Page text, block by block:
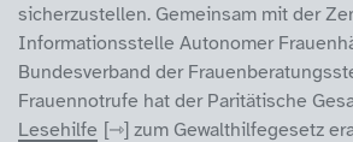
sicherzustellen. Gemeinsam mit der
Informationsstelle Autonomer
Bundesverband der
Frauennotrufe hat der Paritätische
Lesehilfe
zum Gewalthilfegesetz